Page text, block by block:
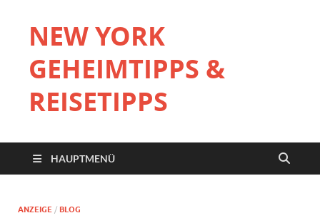
NEW YORK
GEHEIMTIPPS &
REISETIPPS
HAUPTMENÜ
ANZEIGE / BLOG